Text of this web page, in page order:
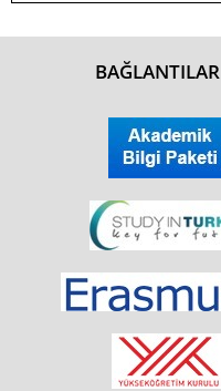
BAĞLANTILAR